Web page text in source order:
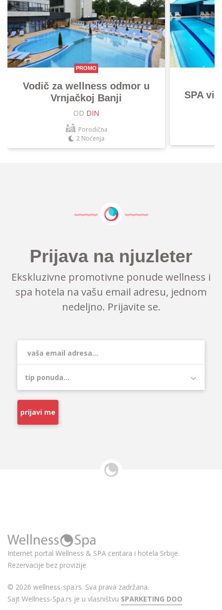
PROMO
Vodič za wellness odmor u
Vrnjačkoj Banji
OD DIN
Porodična
2 Noćenja
SPA
Prijava na njuzleter
Ekskluzivne promotivne ponude wellness i
spa hotela na vašu email adresu, jednom
nedeljno. Prijavite se.
prijavi me
Internet portal Wellness & SPA centara i hotela Srbije.
Rezervacije bez provizije
© 2026 wellness-spa.rs. Sva prava zadržana.
Sajt Wellness-Spa.rs je u vlasništvu SPARKETING DOO